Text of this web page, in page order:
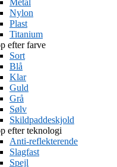
Metal
Nylon
Plast
Titanium
efter farve
Sort
Blå
Klar
Guld
Grå
Sølv
Skildpaddeskjold
efter teknologi
Anti-reflekterende
Slagfast
Spejl